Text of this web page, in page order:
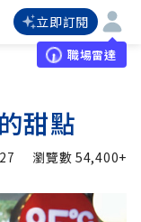
立即訂閱
職場雷達
甜點
瀏覽數54,400+